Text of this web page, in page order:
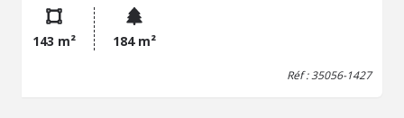
assises extérieures - Terrasse ensoleillée Possibilité
d'acquérir 2 place de parkings
143 m² 184 m²
Réf : 35056-1427